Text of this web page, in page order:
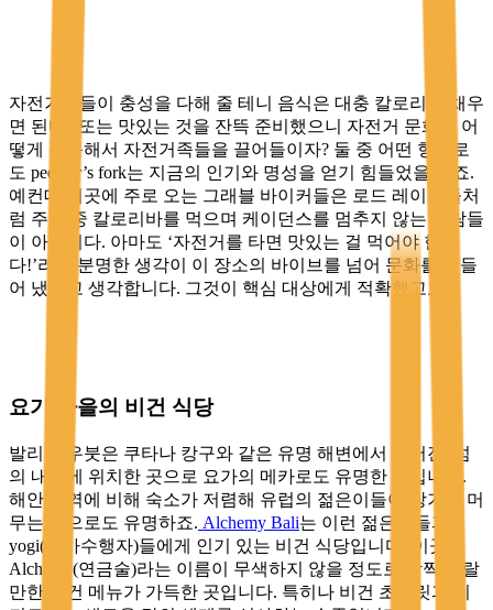
자전거족들이 충성을 다해 줄 테니 음식은 대충 칼로리를 채우
면 된다? 또는 맛있는 것을 잔뜩 준비했으니 자전거 문화를 어
떻게 접목해서 자전거족들을 끌어들이자? 둘 중 어떤 형태로
도 pedaler’s fork는 지금의 인기와 명성을 얻기 힘들었을 테죠.
예컨대 이곳에 주로 오는 그래블 바이커들은 로드 레이서들처
럼 주행 중 칼로리바를 먹으며 케이던스를 멈추지 않는 사람들
이 아닙니다. 아마도 ‘자전거를 타면 맛있는 걸 먹어야 한
다!’라는 분명한 생각이 이 장소의 바이브를 넘어 문화를 만들
어 냈다고 생각합니다. 그것이 핵심 대상에게 적확했고요.
요가 마을의 비건 식당
발리의 우붓은 쿠타나 캉구와 같은 유명 해변에서 떨어진, 섬
의 내부에 위치한 곳으로 요가의 메카로도 유명한 곳입니다.
해안 지역에 비해 숙소가 저렴해 유럽의 젊은이들이 장기간 머
무는 곳으로도 유명하죠. Alchemy Bali는 이런 젊은이들과
yogi(요가수행자)들에게 인기 있는 비건 식당입니다. 이곳은
Alchemy(연금술)라는 이름이 무색하지 않을 정도로 깜짝 놀랄
만한 비건 메뉴가 가득한 곳입니다. 특히나 비건 초콜릿과 디